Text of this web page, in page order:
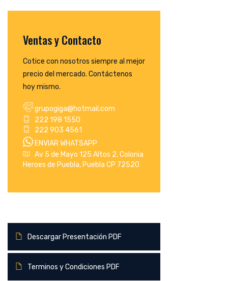
Ventas y Contacto
Cotice con nosotros siempre al mejor
precio del mercado. Contáctenos
hoy mismo.
grupogiga@hotmail.com
222 198 1550
222 903 4561
ENVIAR WHATSAPP
Av 5 de Mayo 125 Altos 2, Colonia
Heroes de Puebla, Puebla CP 72520
Descargar Presentación PDF
Terminos y Condiciones PDF